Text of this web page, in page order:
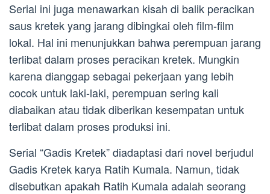
Serial ini juga menawarkan kisah di balik peracikan
saus kretek yang jarang dibingkai oleh film-film
lokal. Hal ini menunjukkan bahwa perempuan jarang
terlibat dalam proses peracikan kretek. Mungkin
karena dianggap sebagai pekerjaan yang lebih
cocok untuk laki-laki, perempuan sering kali
diabaikan atau tidak diberikan kesempatan untuk
terlibat dalam proses produksi ini.
Serial “Gadis Kretek” diadaptasi dari novel berjudul
Gadis Kretek karya Ratih Kumala. Namun, tidak
disebutkan apakah Ratih Kumala adalah seorang